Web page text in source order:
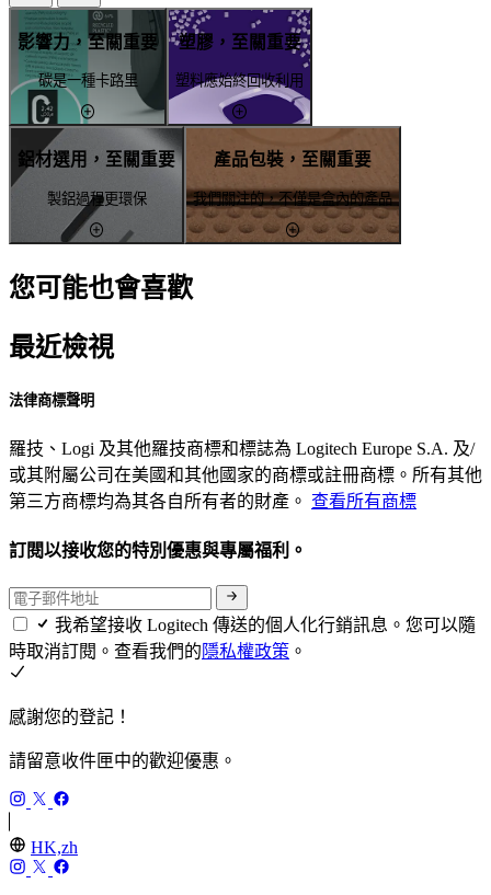
影響力，至關重要
碳是一種卡路里
塑膠，至關重要
塑料應始終回收利用
鋁材選用，至關重要
製鋁過程更環保
產品包裝，至關重要
我們關注的，不僅是盒內的產品
您可能也會喜歡
最近檢視
法律商標聲明
羅技、Logi 及其他羅技商標和標誌為 Logitech Europe S.A. 及/
或其附屬公司在美國和其他國家的商標或註冊商標。所有其他
第三方商標均為其各自所有者的財產。 查看所有商標
訂閱以接收您的特別優惠與專屬福利。
我希望接收 Logitech 傳送的個人化行銷訊息。您可以隨
時取消訂閱。查看我們的隱私權政策 。
感謝您的登記！
請留意收件匣中的歡迎優惠。
HK,zh